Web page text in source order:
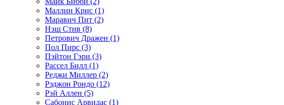
Маллин Крис (1)
Маравич Пит (2)
Нэш Стив (8)
Петрович Дражен (1)
Пол Пирс (3)
Пэйтон Гэри (3)
Рассел Билл (1)
Реджи Миллер (2)
Рэджон Рондо (12)
Рэй Аллен (5)
Сабонис Арвидас (1)